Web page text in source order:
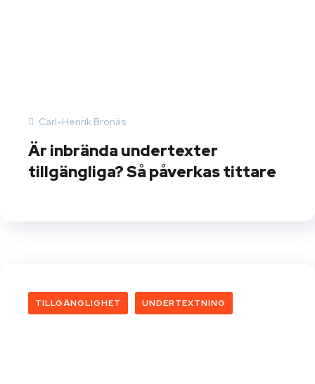
Carl-Henrik Bronäs
Är inbrända undertexter
tillgängliga? Så påverkas tittare
TILLGÄNGLIGHET UNDERTEXTNING